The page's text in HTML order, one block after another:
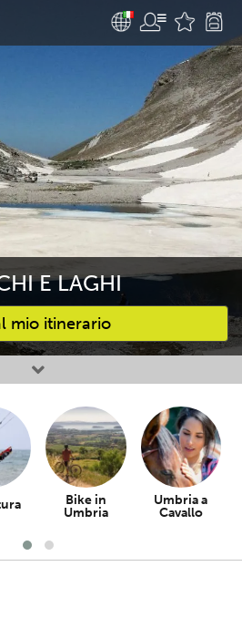
E LAGHI
mio itinerario
Bike in
Umbria
Umbria a
Cavallo